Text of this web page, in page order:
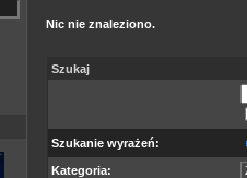
Nic nie znaleziono.
Szukaj
Szukanie wyrażeń:
Kategoria: